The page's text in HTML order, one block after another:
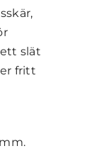
slät
fritt